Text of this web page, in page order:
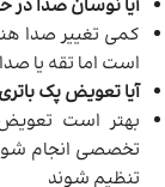
آیا نوسان صدا
کمی تغییر صدا
است اما تقه یا
آیا تعویض پک
بهتر است
تخصصی انجام شود
تنظیم شوند